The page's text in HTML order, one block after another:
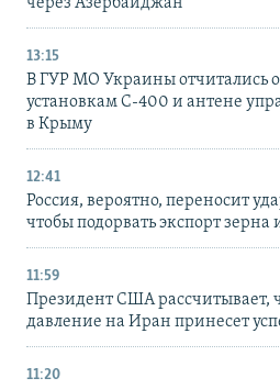
через Азербайджан
13:15
В ГУР МО Украины отчитались
установкам С-400 и антене
в Крыму
12:41
Россия, вероятно, переносит
чтобы подорвать экспорт
11:59
Президент США рассчитывает,
давление на Иран принесет
11:20